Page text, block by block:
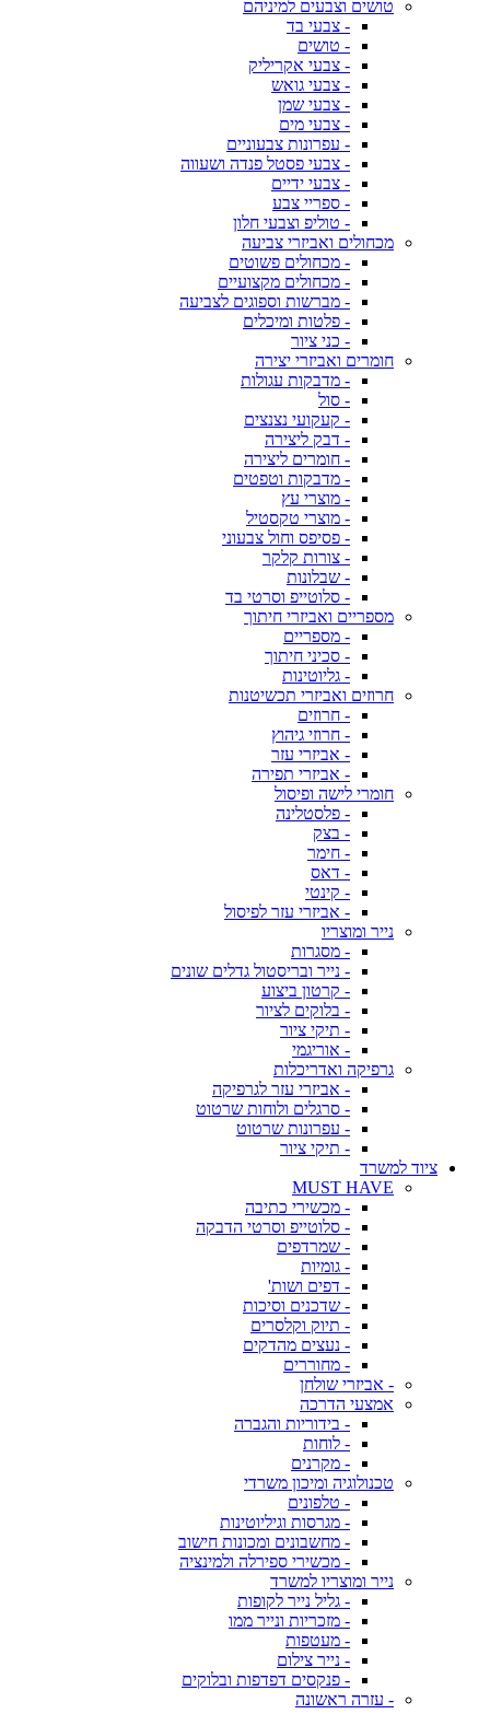
טושים וצבעים למיניהם
- צבעי בד
- טושים
- צבעי אקריליק
- צבעי גואש
- צבעי שמן
- צבעי מים
- עפרונות צבעוניים
- צבעי פסטל פנדה ושעווה
- צבעי ידיים
- ספריי צבע
- טוליפ וצבעי חלון
מכחולים ואביזרי צביעה
- מכחולים פשוטים
- מכחולים מקצועיים
- מברשות וספוגים לצביעה
- פלטות ומיכלים
- כני ציור
חומרים ואביזרי יצירה
- מדבקות עגולות
- סול
- קעקועי נצנצים
- דבק ליצירה
- חומרים ליצירה
- מדבקות וטפטים
- מוצרי עץ
- מוצרי טקסטיל
- פסיפס וחול צבעוני
- צורות קלקר
- שבלונות
- סלוטייפ וסרטי בד
מספריים ואביזרי חיתוך
- מספריים
- סכיני חיתוך
- גליוטינות
חרוזים ואביזרי תכשיטנות
- חרוזים
- חרוזי גיהוץ
- אביזרי עזר
- אביזרי תפירה
חומרי לישה ופיסול
- פלסטלינה
- בצק
- חימר
- דאס
- קינטי
- אביזרי עזר לפיסול
נייר ומוצריו
- מסגרות
- נייר ובריסטול גדלים שונים
- קרטון ביצוע
- בלוקים לציור
- תיקי ציור
- אוריגמי
גרפיקה ואדריכלות
- אביזרי עזר לגרפיקה
- סרגלים ולוחות שרטוט
- עפרונות שרטוט
- תיקי ציור
ציוד למשרד
MUST HAVE
- מכשירי כתיבה
- סלוטייפ וסרטי הדבקה
- שמרדפים
- גומיות
- דפים ושות'
- שדכנים וסיכות
- תיוק וקלסרים
- נעצים מהדקים
- מחוררים
- אביזרי שולחן
אמצעי הדרכה
- בידוריות והגברה
- לוחות
- מקרנים
טכנולוגיה ומיכון משרדי
- טלפונים
- מגרסות וגיליוטינות
- מחשבונים ומכונות חישוב
- מכשירי ספירלה ולמינציה
נייר ומוצריו למשרד
- גליל נייר לקופות
- מזכריות ונייר ממו
- מעטפות
- נייר צילום
- פנקסים דפדפות ובלוקים
- עזרה ראשונה